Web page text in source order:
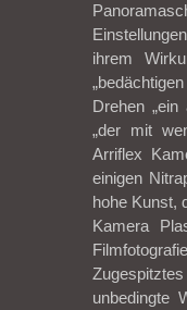
ihrem
Drehen
„der mit
Arriflex
einigen
hohe Kunst,
Kamera
unbedingte